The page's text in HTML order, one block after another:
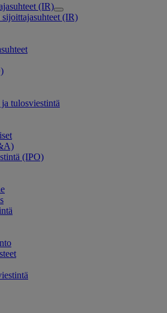
(IR)
(IR)
tulosviestintä
(IPO)